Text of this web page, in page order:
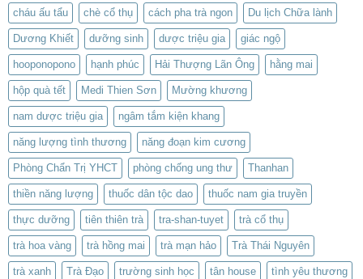
cháu ấu tẩu chè cổ thụ cách pha trà ngon Du lịch Chữa lành
Dương Khiết dưỡng sinh dược triệu gia giác ngộ
hooponopono hạnh phúc Hải Thượng Lãn Ông hằng mai
hộp quà tết Medi Thien Sơn Mường khương
nam dược triệu gia ngâm tắm kiện khang
năng lượng tình thương năng đoạn kim cương
Phòng Chẩn Trị YHCT phòng chống ung thư Thanhan
thiền năng lượng thuốc dân tộc dao thuốc nam gia truyền
thực dưỡng tiên thiên trà tra-shan-tuyet trà cổ thụ
trà hoa vàng trà hồng mai trà mạn hảo Trà Thái Nguyên
trà xanh Trà Đạo trường sinh học tân house tình yêu thương